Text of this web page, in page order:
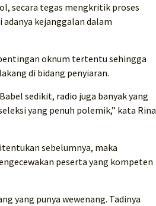
secara tegas mengkritik proses
adanya kejanggalan dalam
oknum tertentu sehingga
di bidang penyiaran.
sedikit, radio juga banyak yang
yang penuh polemik,” kata Rina
sebelumnya, maka
peserta yang kompeten
yang punya wewenang. Tadinya